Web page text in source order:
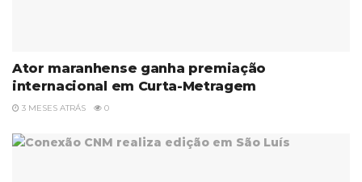
Ator maranhense ganha premiação
internacional em Curta-Metragem
3 MESES ATRÁS 0